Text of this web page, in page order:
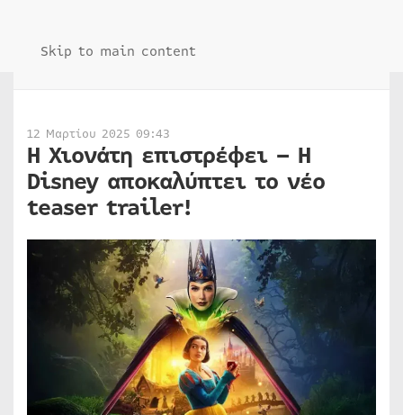
Skip to main content
12 Μαρτίου 2025 09:43
Η Χιονάτη επιστρέφει – Η
Disney αποκαλύπτει το νέο
teaser trailer!